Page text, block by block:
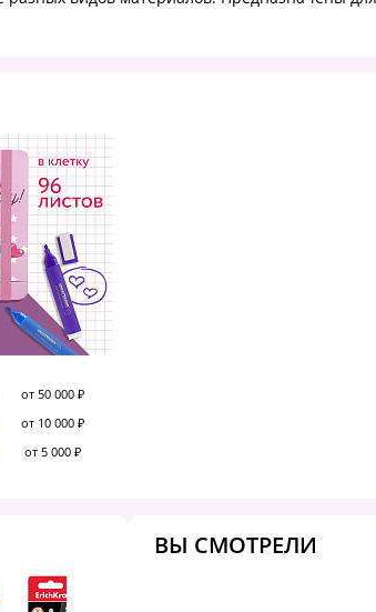
от 50 000 ₽
от 10 000 ₽
от 5 000 ₽
ВЫ СМОТРЕЛИ